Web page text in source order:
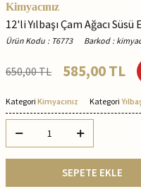
Kimyacınız
12'li Yılbaşı Çam Ağacı
Ürün Kodu : T6773 Barkod :
650,00TL 585,00TL
Kategori Kimyacınız Kategori
SEPETE EKLE